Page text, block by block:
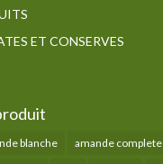
ET CONSERVES
blanche amande complete